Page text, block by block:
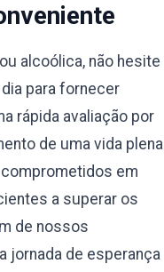
alcoólica, não hesite
para fornecer
rápida avaliação por
de uma vida plena
comprometidos em
a superar os
de nossos
jornada de esperança